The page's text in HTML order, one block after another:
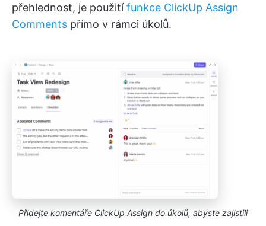
přehlednost, je použitífunkce ClickUp Assign
Comments přímo v rámci úkolů.
Přidejte komentáře ClickUp Assign do úkolů, abyste zajistili